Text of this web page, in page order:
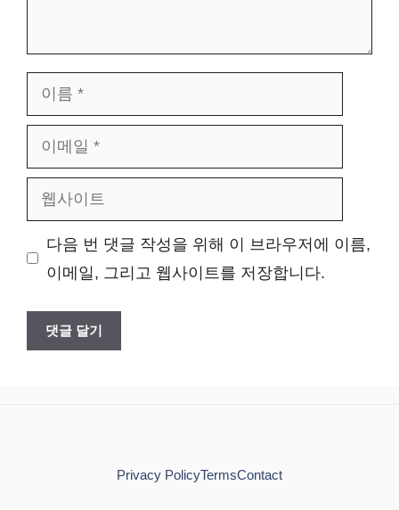
름
메
사
다음 번 댓글 작성을 위해 이 브라우저에 이름,
이메일, 그리고 웹사이트를 저장합니다.
Privacy PolicyTermsContact